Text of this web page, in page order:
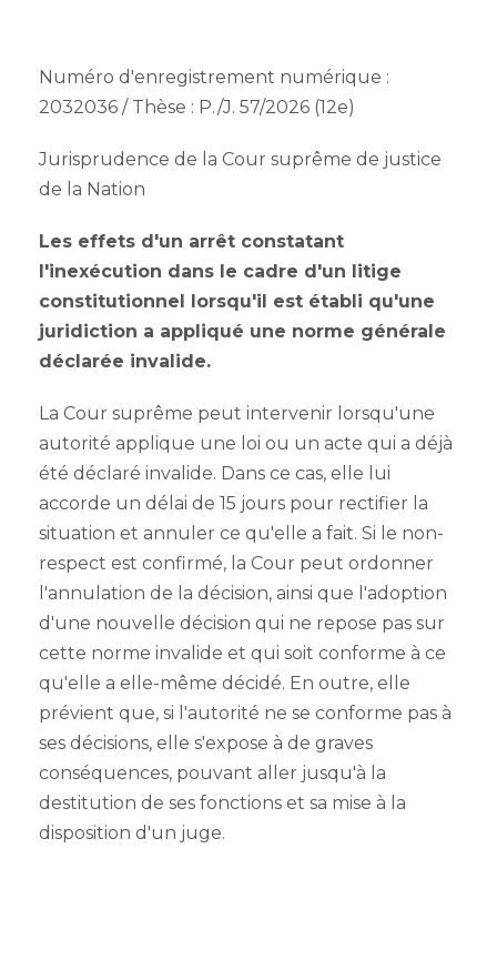
Numéro d'enregistrement numérique :
2032036 / Thèse : P./J. 57/2026 (12e)
Jurisprudence de la Cour suprême de justice
de la Nation
Les effets d'un arrêt constatant
l'inexécution dans le cadre d'un litige
constitutionnel lorsqu'il est établi qu'une
juridiction a appliqué une norme générale
déclarée invalide.
La Cour suprême peut intervenir lorsqu'une
autorité applique une loi ou un acte qui a déjà
été déclaré invalide. Dans ce cas, elle lui
accorde un délai de 15 jours pour rectifier la
situation et annuler ce qu'elle a fait. Si le non-
respect est confirmé, la Cour peut ordonner
l'annulation de la décision, ainsi que l'adoption
d'une nouvelle décision qui ne repose pas sur
cette norme invalide et qui soit conforme à ce
qu'elle a elle-même décidé. En outre, elle
prévient que, si l'autorité ne se conforme pas à
ses décisions, elle s'expose à de graves
conséquences, pouvant aller jusqu'à la
destitution de ses fonctions et sa mise à la
disposition d'un juge.